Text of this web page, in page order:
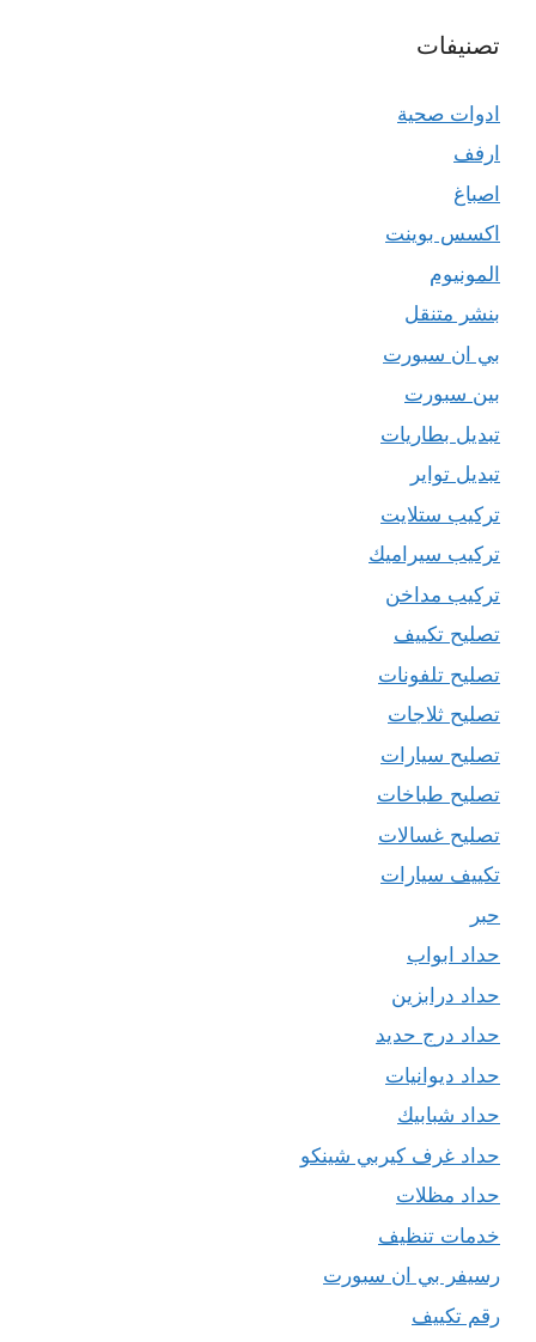
تصنيفات
ادوات صحية
ارفف
اصباغ
اكسس بوينت
المونيوم
بنشر متنقل
بي ان سبورت
بين سبورت
تبديل بطاريات
تبديل تواير
تركيب ستلايت
تركيب سيراميك
تركيب مداخن
تصليح تكييف
تصليح تلفونات
تصليح ثلاجات
تصليح سيارات
تصليح طباخات
تصليح غسالات
تكييف سيارات
حبر
حداد ابواب
حداد درابزين
حداد درج حديد
حداد ديوانيات
حداد شبابيك
حداد غرف كيربي شينكو
حداد مظلات
خدمات تنظيف
رسيفر بي ان سبورت
رقم تكييف